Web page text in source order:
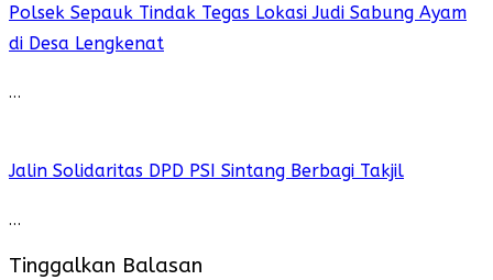
Polsek Sepauk Tindak Tegas Lokasi Judi Sabung Ayam
di Desa Lengkenat
…
Jalin Solidaritas DPD PSI Sintang Berbagi Takjil
…
Tinggalkan Balasan